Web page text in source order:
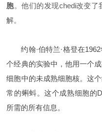
胞。他们的发现chedi改变了
解。
约翰·伯特兰·格登在
个经典的实验中，他用一个
细胞中的未成熟细胞核。这
常的蝌蚪。这个成熟细胞的
所需的所有信息。